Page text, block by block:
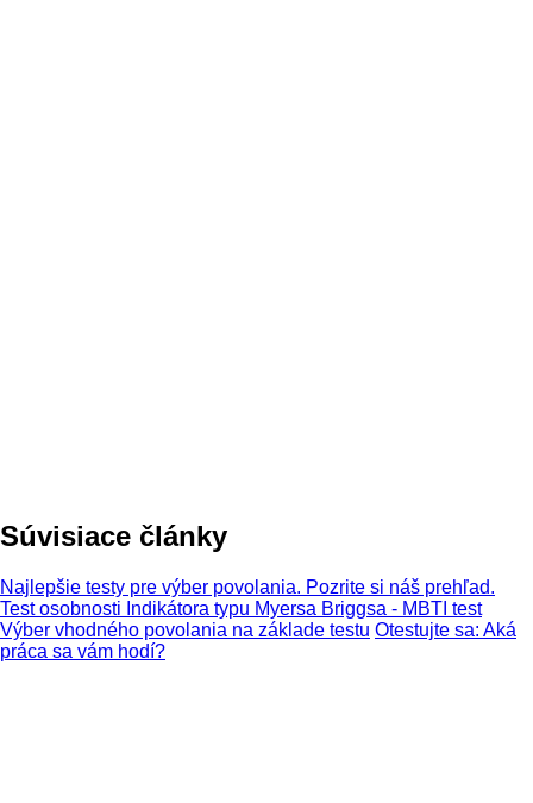
Súvisiace články
Najlepšie testy pre výber povolania. Pozrite si náš prehľad.
Test osobnosti Indikátora typu Myersa Briggsa - MBTI test
Výber vhodného povolania na základe testu Otestujte sa: Aká
práca sa vám hodí?